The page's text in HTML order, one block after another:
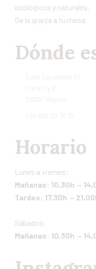
ecológicos y naturales.
De la granja a tu mesa.
Dónde
Horario
Lunes a viernes:
Mañanas: 10,30h –
Tardes: 17,30h –
Sábados:
Mañanas: 10,30h –